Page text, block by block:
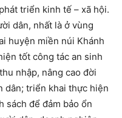
triển kinh tế – xã hội.
dân, nhất là ở vùng
huyện miền núi Khánh
tốt công tác an sinh
nhập, nâng cao đời
dân; triển khai thực hiện
sách để đảm bảo ổn